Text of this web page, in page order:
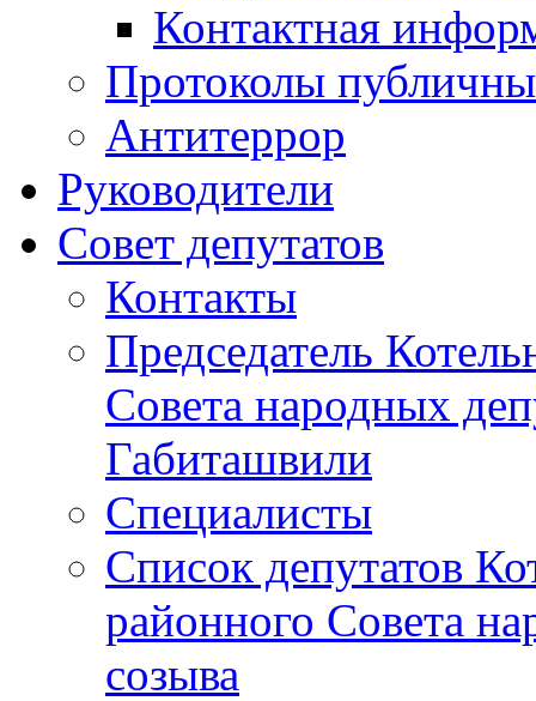
Контактная
Протоколы
Антитеррор
Руководители
Совет депутатов
Контакты
Председатель
Совета народных
Габиташвили
Специалисты
Список депутатов
районного Совета
созыва